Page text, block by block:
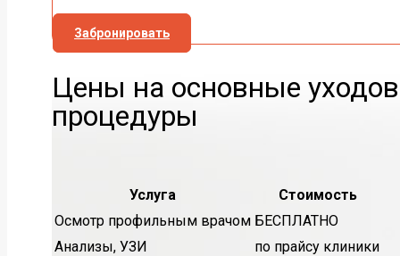
Забронировать
Цены на основные
процедуры
Услуга
Стоимость
Осмотр профильным врачом БЕСПЛАТНО
Анализы, УЗИ
по прайсу клиники